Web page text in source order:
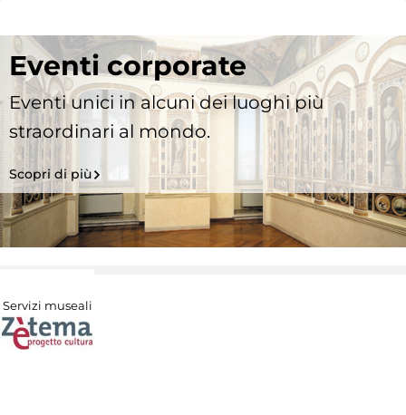
Eventi corporate
Eventi unici in alcuni dei luoghi più
straordinari al mondo.
Scopri di più
Servizi museali